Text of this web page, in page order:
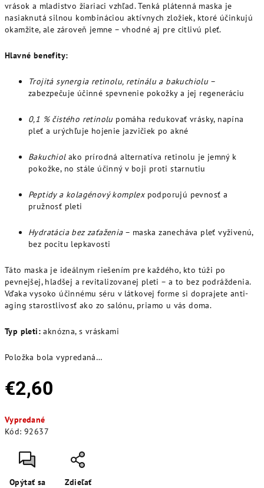
vrások a mladistvo žiariaci vzhľad. Tenká plátenná maska je
nasiaknutá silnou kombináciou aktívnych zložiek, ktoré účinkujú
okamžite, ale zároveň jemne – vhodné aj pre citlivú pleť.
Hlavné benefity:
Trojitá synergia retinolu, retinálu a bakuchiolu –
zabezpečuje účinné spevnenie pokožky a jej regeneráciu
0,1 % čistého retinolu pomáha redukovať vrásky, napína
pleť a urýchľuje hojenie jazvičiek po akné
Bakuchiolako prírodná alternatíva retinolu je jemný k
pokožke, no stále účinný v boji proti starnutiu
Peptidy a kolagénový komplexpodporujú pevnosť a
pružnosť pleti
Hydratácia bez zaťaženia– maska zanecháva pleť vyživenú,
bez pocitu lepkavosti
Táto maska je ideálnym riešením pre každého, kto túži po
pevnejšej, hladšej a revitalizovanej pleti – a to bez podráždenia.
Vďaka vysoko účinnému séru v látkovej forme si doprajete anti-
aging starostlivosť ako zo salónu, priamo u vás doma.
Typ pleti: aknózna, s vráskami
Položka bola vypredaná…
€2,60
cena:
Vypredané
Kód: 92637
Opýtať sa Zdieľať